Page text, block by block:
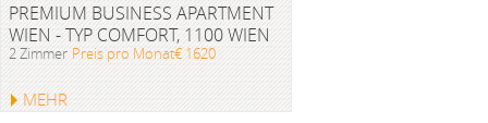
PREMIUM BUSINESS APARTMENT
WIEN - TYP COMFORT, 1100 WIEN
2 Zimmer Preis pro Monat€ 1620
MEHR